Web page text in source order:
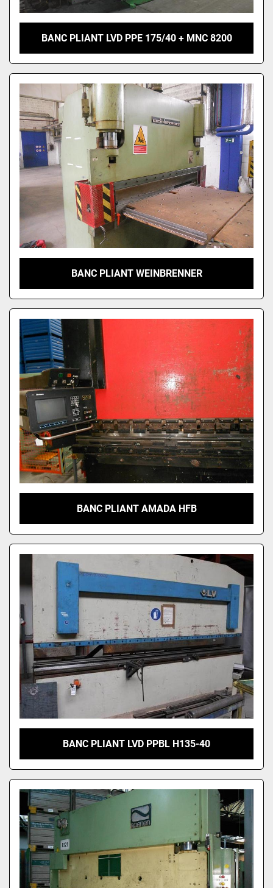
BANC PLIANT LVD PPE 175/40 + MNC 8200
BANC PLIANT WEINBRENNER
BANC PLIANT AMADA HFB
BANC PLIANT LVD PPBL H135-40